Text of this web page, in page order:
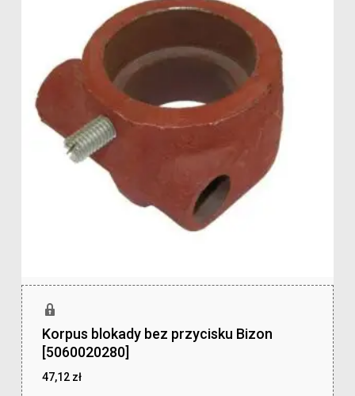
Korpus blokady bez przycisku Bizon
[5060020280]
47,12 zł